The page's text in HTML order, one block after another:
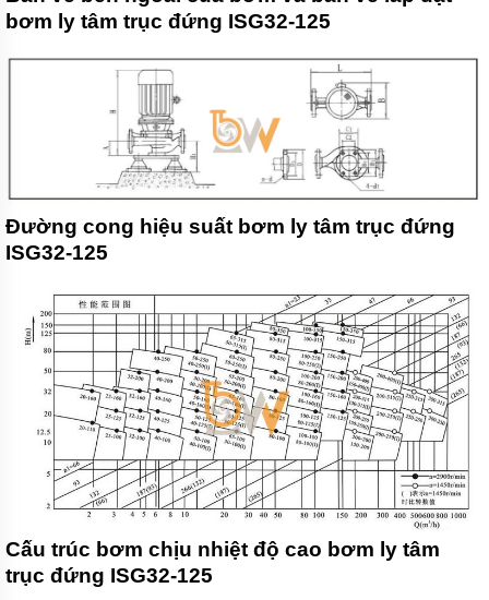
áp
lực
một
chiều
Xuất
Máy
bơm
Italy
Máy
bơm
Bản
bơm
Hàn
Quốc
bơm ly tâm trục đứng ISG32-125
Đường cong hiệu suất bơm ly tâm trục đứng
ISG32-125
Cấu trúc bơm chịu nhiệt độ cao bơm ly tâm
trục đứng ISG32-125